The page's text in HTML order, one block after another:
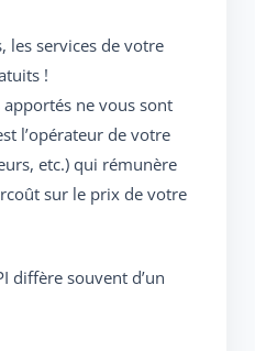
les services de votre
!
ne vous sont
l’opérateur de votre
etc.) qui rémunère
sur le prix de votre
diffère souvent d’un